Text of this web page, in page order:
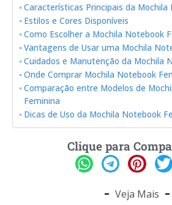
Características Principais da Mochila
Estilos e Cores Disponíveis
Como Escolher a Mochila Notebook
Vantagens de Usar uma Mochila
Cuidados e Manutenção da Mochila
Onde Comprar Mochila Notebook
Comparação entre Modelos de
Feminina
Dicas de Uso da Mochila Notebook
Clique para
Veja Mais